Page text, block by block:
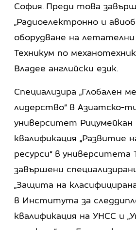
София. Преди това
„Радиоелектронно и
оборудване на летателни
Техникум по
Владее английски език.
Специализира „Глобален
лидерство“ в Азиатско-
университет Рицумейкан
квалификация „Развитие
ресурси“ в университета
завършени
„Защита на
в Института за
квалификация на УНСС и